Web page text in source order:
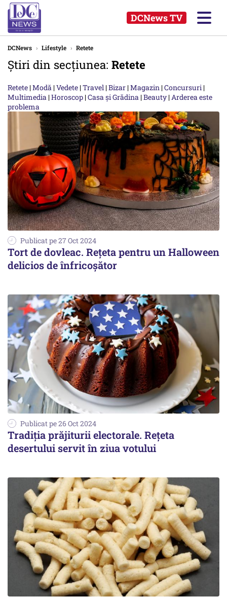
DCNews TV
DCNews › Lifestyle › Retete
Știri din secțiunea: Retete
Retete |Modă |Vedete |Travel |Bizar |Magazin |Concursuri |
Multimedia |Horoscop |Casa și Grădina |Beauty |Arderea este
problema
Publicat pe 27 Oct 2024
Tort de dovleac. Rețeta pentru un Halloween
delicios de înfricoșător
Publicat pe 26 Oct 2024
Tradiția prăjiturii electorale. Rețeta
desertului servit în ziua votului